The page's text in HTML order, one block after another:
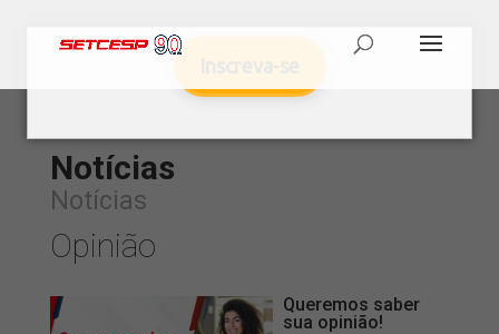
Notícias
Notícias
Opinião
Queremos saber
sua opinião!